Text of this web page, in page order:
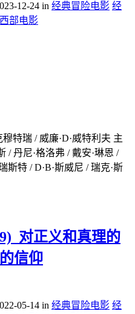
12-24 in 经典冒险电影 经
部电影
特瑞 / 威廉·D·威特利夫 主
/ 丹尼·格洛弗 / 戴安·琳恩 /
斯特 / D·B·斯威尼 / 瑞克·斯
对正义和真理的
信仰
05-14 in 经典冒险电影 经